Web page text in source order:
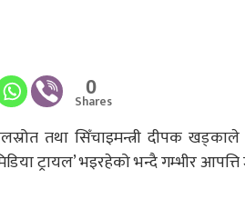
0
Shares
तथा सिँचाइमन्त्री दीपक
ट्रायल’ भइरहेको भन्दै गम्भीर